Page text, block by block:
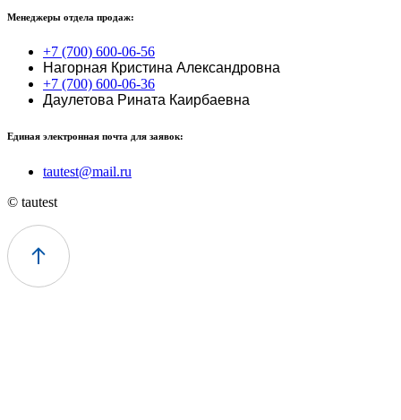
Менеджеры отдела продаж:
+7 (700) 600-06-56
Нагорная Кристина Александровна
+7 (700) 600-06-36
Даулетова Рината Каирбаевна
Единая электронная почта для заявок:
tautest@mail.ru
© tautest